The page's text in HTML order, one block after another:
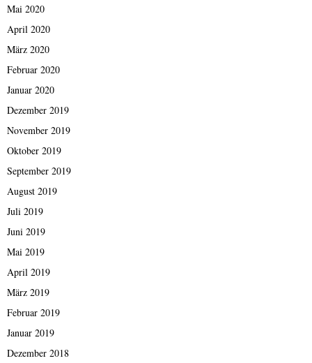
Mai 2020
April 2020
März 2020
Februar 2020
Januar 2020
Dezember 2019
November 2019
Oktober 2019
September 2019
August 2019
Juli 2019
Juni 2019
Mai 2019
April 2019
März 2019
Februar 2019
Januar 2019
Dezember 2018